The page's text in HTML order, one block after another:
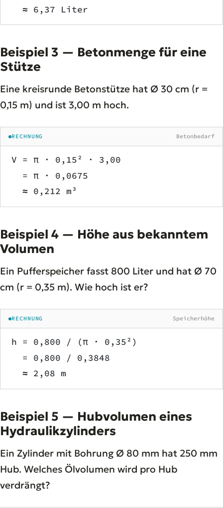
  ≈ 6,37 Liter
Beispiel 3 — Betonmenge für eine
Stütze
Eine kreisrunde Betonstütze hat Ø 30 cm (r =
0,15 m) und ist 3,00 m hoch.
RECHNUNG Betonbedarf
V = π · 0,15² · 3,00
  = π · 0,0675
  ≈ 0,212 m³
Beispiel 4 — Höhe aus bekanntem
Volumen
Ein Pufferspeicher fasst 800 Liter und hat Ø 70
cm (r = 0,35 m). Wie hoch ist er?
RECHNUNG Speicherhöhe
h = 0,800 / (π · 0,35²)
  = 0,800 / 0,3848
  ≈ 2,08 m
Beispiel 5 — Hubvolumen eines
Hydraulikzylinders
Ein Zylinder mit Bohrung Ø 80 mm hat 250 mm
Hub. Welches Ölvolumen wird pro Hub
verdrängt?